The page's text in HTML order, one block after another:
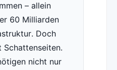
– allein
60 Milliarden
Doch
Schattenseiten.
nicht nur